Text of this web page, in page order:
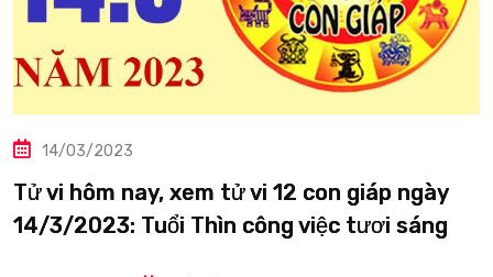
14/03/2023
Tử vi hôm nay, xem tử vi 12 con giáp ngày
14/3/2023: Tuổi Thìn công việc tươi sáng